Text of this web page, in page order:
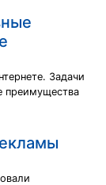
Задачи
преимущества